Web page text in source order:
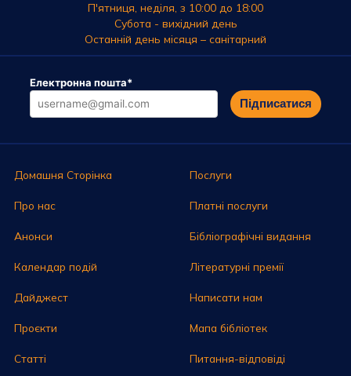
П'ятниця, неділя, з 10:00 до 18:00
Субота - вихідний день
Останній день місяця – санітарний
Електронна пошта*
Підписатися
Домашня Сторінка
Про нас
Анонси
Календар подій
Дайджест
Проєкти
Статті
Послуги
Платні послуги
Бібліографічні видання
Літературні премії
Написати нам
Мапа бібліотек
Питання-відповіді